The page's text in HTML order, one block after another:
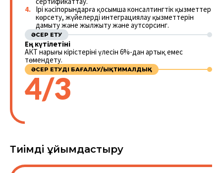
Ірі кәсіпорындарға қосымша консалтингтік қызметтер
көрсету, жүйелерді интеграциялау қызметтерін
дамыту және жылжыту және аутсорсинг.
ӘСЕР ЕТУ
Ең күтілетіні
АКТ нарығы кірістерінің үлесін 6%-дан артық емес
төмендету.
ӘСЕР ЕТУДІ БАҒАЛАУ/ЫҚТИМАЛДЫҚ
4/3
Тиімді ұйымдастыру